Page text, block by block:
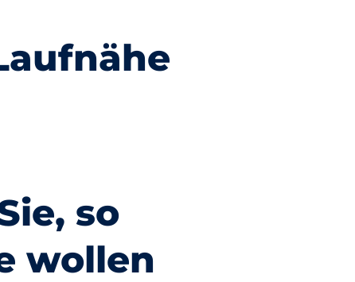
so
wollen